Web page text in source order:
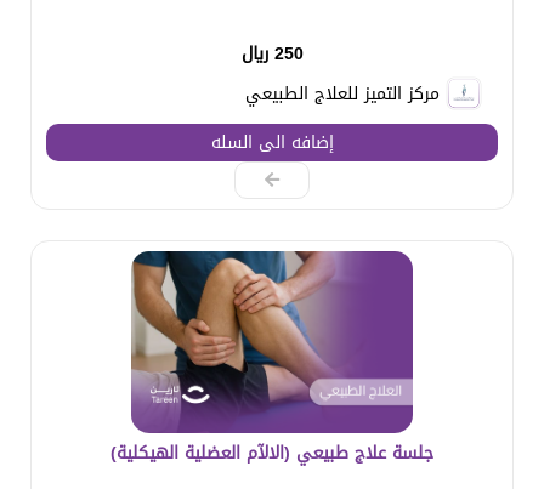
250 ريال
مركز التميز للعلاج الطبيعي
إضافه الى السله
جلسة علاج طبيعي (الالآم العضلية الهيكلية)